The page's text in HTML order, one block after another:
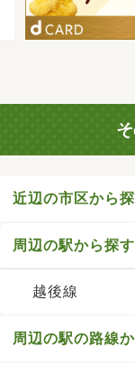
近辺の市区から
周辺の駅から探す
越後線
周辺の駅の路線